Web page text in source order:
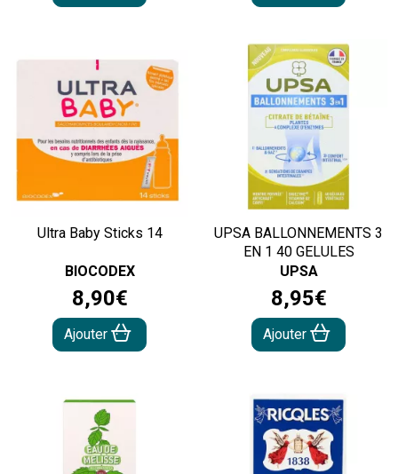
Ultra Baby Sticks 14
BIOCODEX
8,90€
Ajouter
UPSA BALLONNEMENTS 3
EN 1 40 GELULES
UPSA
8,95€
Ajouter